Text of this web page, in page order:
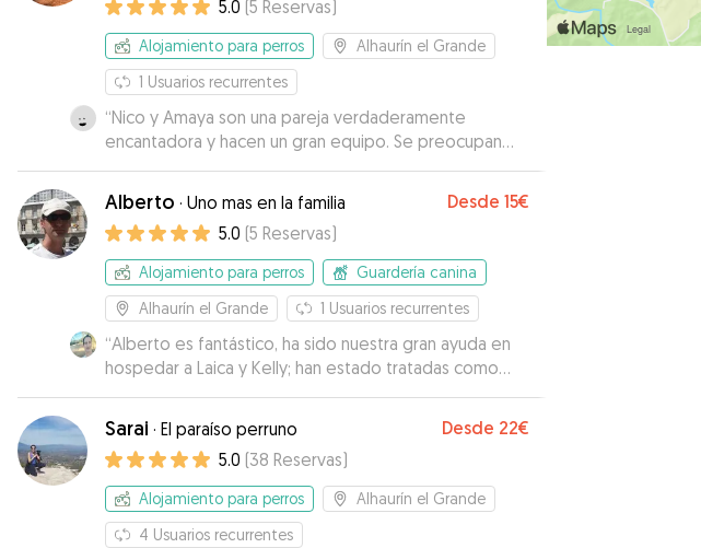
5.0 (5 Reservas)
Alojamiento para perros
Alhaurín el Grande
1 Usuarios recurrentes
“Nico y Amaya son una pareja verdaderamente
encantadora y hacen un gran equipo. Se preocupan
realmente del bienestar de los animales. Tienen un
espacio perfecto para que un perro esté a gusto con
piscina y zona exterior vallada y un interior con aire
acondicionado que si es una raza que lo pasa mal con
el calor como es el caso de mi querida Dara, una
amorosa Alaskan Malamute. La casa está enclavada en
medio del campo con espacio exterior para dar largos
paseos en plena naturaleza. ”
Alberto · Uno mas en la familia Desde 15€
5.0 (5 Reservas)
Alojamiento para perros
Guardería canina
Alhaurín el Grande
1 Usuarios recurrentes
“Alberto es fantástico, ha sido nuestra gran ayuda en
hospedar a Laica y Kelly; han estado tratadas como
reinas. Muy atento enviando fotos y vídeos cada día.
Nos salvó de una situación muy complicada antes de
viajar y hospedó a nuestras perritas rápidamente. Le
estaremos muy agradecidos, además el lugar es
precioso e insisto; es una buena persona que trata a
los animales muy respetuosamente. Para la próxima ya
sé dónde hospedar a Laica y Kelly. Muchísimas
Sarai · El paraíso perruno Desde 22€
5.0 (38 Reservas)
Alojamiento para perros
Alhaurín el Grande
4 Usuarios recurrentes